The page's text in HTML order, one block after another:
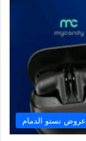
عروض نستو الدمام